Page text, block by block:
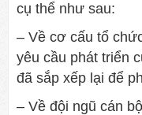
cụ thể như sau:
– Về cơ cấu tổ
yêu cầu phát triển
đã sắp xếp lại để
– Về đội ngũ cán